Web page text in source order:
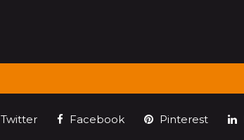
Twitter Facebook Pinterest